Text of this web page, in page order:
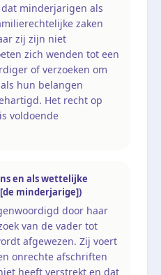
dat minderjarigen als
zaken
zij zijn niet
zich wenden tot een
of verzoeken om
hun belangen
Het recht op
voldoende
en als wettelijke
minderjarige])
door haar
van de vader tot
afgewezen. Zij voert
onrechte afschriften
heeft verstrekt en dat